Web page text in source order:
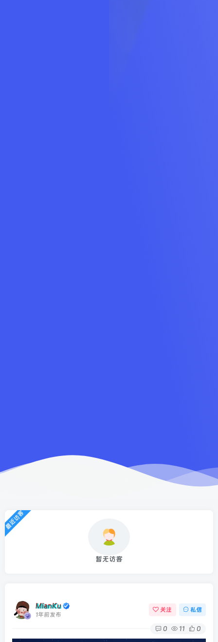
最近访客
暂无访客
MianKu
1年前发布
关注 私信
0 11 0